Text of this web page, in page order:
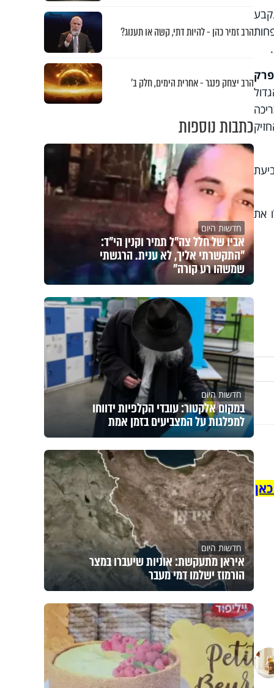
פרק
הגדול
את
הרב זמיר כהן - להיות דתי, קשה או תענוג?
הרב יצחק פנגר - אחרית הימים, חלק ב’
כתבות נוספות
חדשות היום
אביו של חלל צה"ל תמיר וקנין הי"ד:
"התקשרתי אליך, לא ענית. הרגשתי
שמשהו רע קורה"
חדשות היום
במקום אלקטור: עובדי הקלפיות ידווחו
למפלגות על המצביעים בזמן אמת
חדשות היום
איראן מתעקשת: אוניות שיעברו במצר
הורמוז ישלמו דמי מעבר